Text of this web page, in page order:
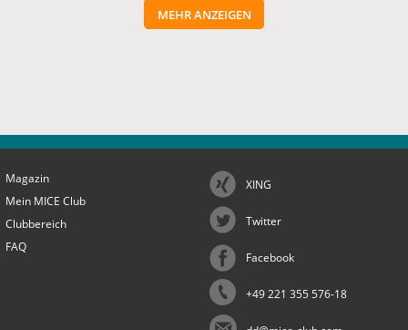
MEHR ANZEIGEN
Magazin
Mein MICE Club
Clubbereich
FAQ
XING
Twitter
Facebook
+49 221 355 576-18